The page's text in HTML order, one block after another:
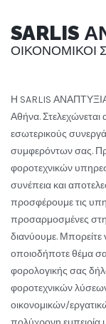
SARLIS
ΟΙΚΟΝΟΜΙΚΟΊ
Η SARLIS
Αθήνα. Στελεχώνεται
εσωτερικούς
συμφερόντων σας.
φοροτεχνικών
συνέπεια και
προσφέρουμε τις
προσαρμοσμένες
διανύουμε. Μπορείτε
οποιοδήποτε θέμα
φορολογικής σας
φοροτεχνικών
οικονομικών/